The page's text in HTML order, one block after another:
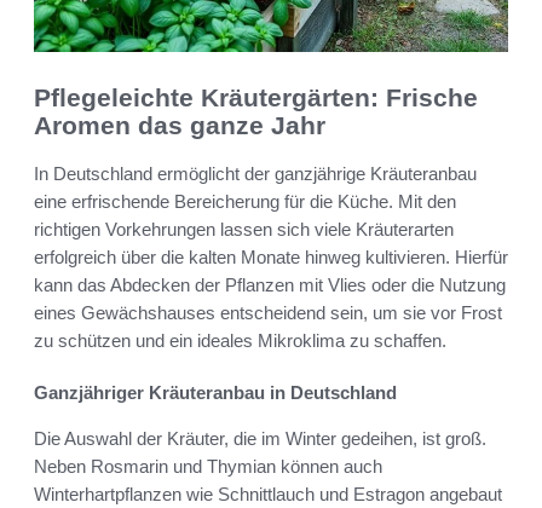
Pflegeleichte Kräutergärten: Frische
Aromen das ganze Jahr
In Deutschland ermöglicht der ganzjährige Kräuteranbau
eine erfrischende Bereicherung für die Küche. Mit den
richtigen Vorkehrungen lassen sich viele Kräuterarten
erfolgreich über die kalten Monate hinweg kultivieren. Hierfür
kann das Abdecken der Pflanzen mit Vlies oder die Nutzung
eines Gewächshauses entscheidend sein, um sie vor Frost
zu schützen und ein ideales Mikroklima zu schaffen.
Ganzjähriger Kräuteranbau in Deutschland
Die Auswahl der Kräuter, die im Winter gedeihen, ist groß.
Neben Rosmarin und Thymian können auch
Winterhartpflanzen wie Schnittlauch und Estragon angebaut